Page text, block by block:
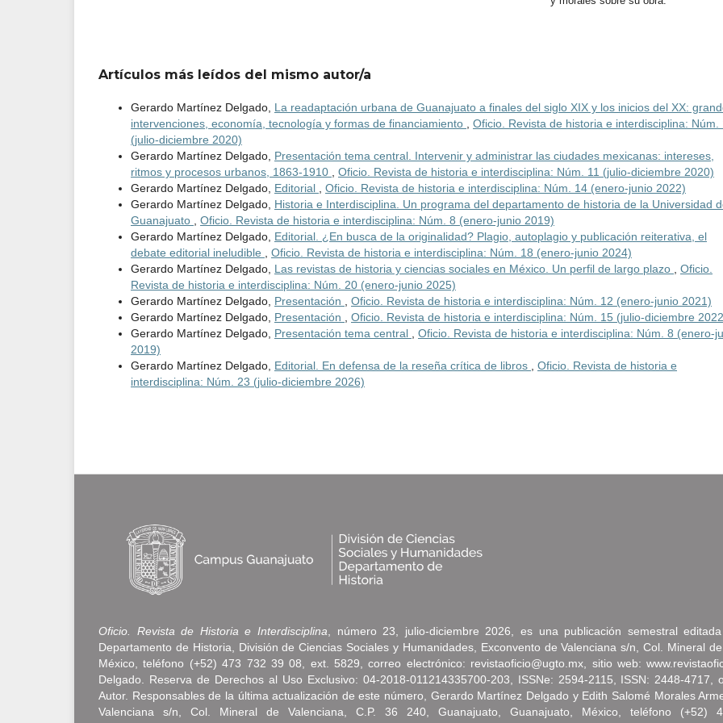
Artículos más leídos del mismo autor/a
Gerardo Martínez Delgado, La readaptación urbana de Guanajuato a finales del siglo XIX y los inicios del XX:
intervenciones, economía, tecnología y formas de financiamiento
Oficio. Revista de historia e interdisciplina: Núm.
(julio-diciembre 2020)
Gerardo Martínez Delgado, Presentación tema central. Intervenir y administrar las ciudades mexicanas: intereses,
ritmos y procesos urbanos, 1863-1910
Oficio. Revista de historia e interdisciplina: Núm. 11 (julio-diciembre 2020)
Gerardo Martínez Delgado, Editorial
Oficio. Revista de historia e interdisciplina: Núm. 14 (enero-junio 2022)
Gerardo Martínez Delgado, Historia e Interdisciplina. Un programa del departamento de historia de la Universidad
Guanajuato
Oficio. Revista de historia e interdisciplina: Núm. 8 (enero-junio 2019)
Gerardo Martínez Delgado, Editorial. ¿En busca de la originalidad? Plagio, autoplagio y publicación reiterativa, el
debate editorial ineludible
Oficio. Revista de historia e interdisciplina: Núm. 18 (enero-junio 2024)
Gerardo Martínez Delgado, Las revistas de historia y ciencias sociales en México. Un perfil de largo plazo
Oficio.
Revista de historia e interdisciplina: Núm. 20 (enero-junio 2025)
Gerardo Martínez Delgado, Presentación
Oficio. Revista de historia e interdisciplina: Núm. 12 (enero-junio 2021)
Gerardo Martínez Delgado, Presentación
Oficio. Revista de historia e interdisciplina: Núm. 15 (julio-diciembre
Gerardo Martínez Delgado, Presentación tema central
Oficio. Revista de historia e interdisciplina: Núm. 8 (enero-
2019)
Gerardo Martínez Delgado, Editorial. En defensa de la reseña crítica de libros
Oficio. Revista de historia e
interdisciplina: Núm. 23 (julio-diciembre 2026)
Oficio. Revista de Historia e Interdisciplina, número 23, julio-diciembre 2026, es una publicación semestral
Departamento de Historia, División de Ciencias Sociales y Humanidades, Exconvento de Valenciana s/n, Col. Mineral
México, teléfono (+52) 473 732 39 08, ext. 5829, correo electrónico: revistaoficio@ugto.mx, sitio web:
Delgado. Reserva de Derechos al Uso Exclusivo: 04-2018-011214335700-203, ISSNe: 2594-2115, ISSN: 2448-
Autor. Responsables de la última actualización de este número, Gerardo Martínez Delgado y Edith Salomé Morales
Valenciana s/n, Col. Mineral de Valenciana, C.P. 36 240, Guanajuato, Guanajuato, México, teléfono